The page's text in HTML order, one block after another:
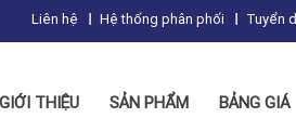
Liên hệ Hệ thống phân phối Tuyển
GIỚI THIỆU SẢN PHẨM BẢNG GIÁ